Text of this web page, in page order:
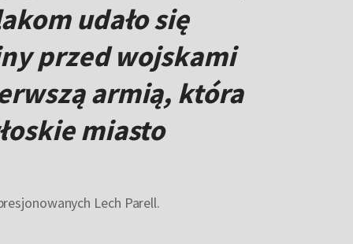
udało się
przed wojskami
armią, która
miasto
Lech Parell.